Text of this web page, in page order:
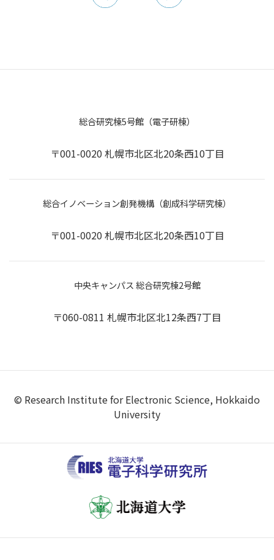
総合研究棟5号館（電子研棟）
〒001-0020 札幌市北区北20条西10丁目
総合イノベーション創発機構（創成科学研究棟）
〒001-0020 札幌市北区北20条西10丁目
中央キャンパス 総合研究棟2号館
〒060-0811 札幌市北区北12条西7丁目
© Research Institute for Electronic Science, Hokkaido
University